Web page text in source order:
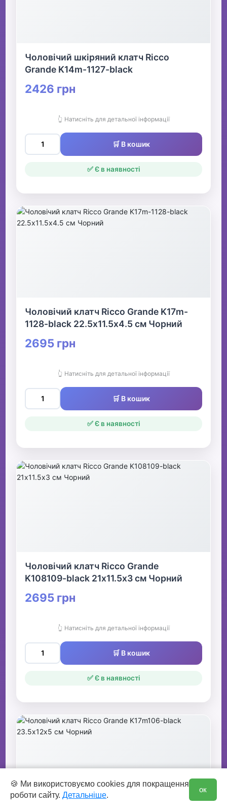
Чоловічий шкіряний клатч Ricco
Grande K14m-1127-black
2426 грн
👆 Натисніть для детальної інформації
🛒 В кошик
✅ Є в наявності
Чоловічий клатч Ricco Grande K17m-
1128-black 22.5х11.5х4.5 см Чорний
2695 грн
👆 Натисніть для детальної інформації
🛒 В кошик
✅ Є в наявності
Чоловічий клатч Ricco Grande
K108109-black 21х11.5х3 см Чорний
2695 грн
👆 Натисніть для детальної інформації
🛒 В кошик
✅ Є в наявності
🍪 Ми використовуємо cookies для покращення
роботи сайту. Детальніше.
ок
0